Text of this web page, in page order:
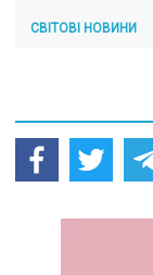
СВІТОВІ НОВИНИ